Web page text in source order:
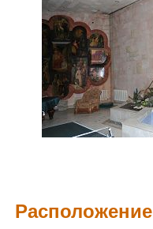
Расположение